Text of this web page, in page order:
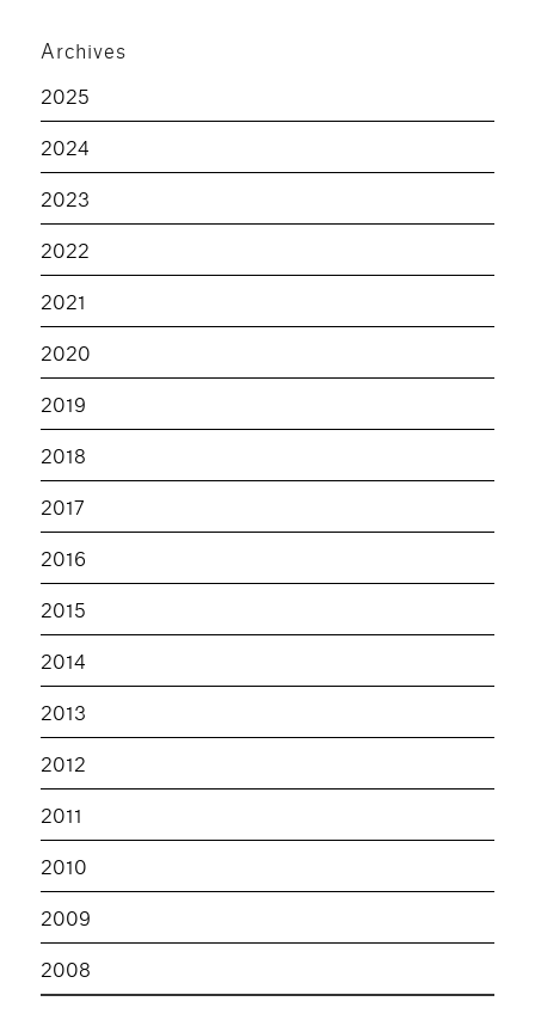
Archives
2025
2024
2023
2022
2021
2020
2019
2018
2017
2016
2015
2014
2013
2012
2011
2010
2009
2008